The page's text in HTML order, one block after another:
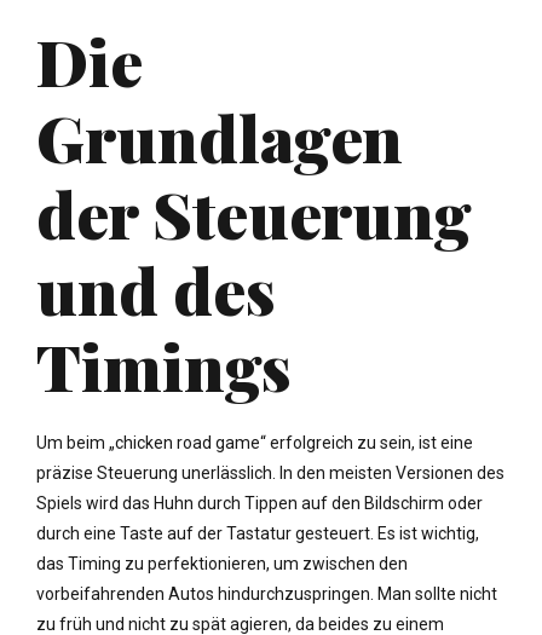
Die
Grundlagen
der Steuerung
und des
Timings
Um beim „chicken road game“ erfolgreich zu sein, ist eine
präzise Steuerung unerlässlich. In den meisten Versionen des
Spiels wird das Huhn durch Tippen auf den Bildschirm oder
durch eine Taste auf der Tastatur gesteuert. Es ist wichtig,
das Timing zu perfektionieren, um zwischen den
vorbeifahrenden Autos hindurchzuspringen. Man sollte nicht
zu früh und nicht zu spät agieren, da beides zu einem